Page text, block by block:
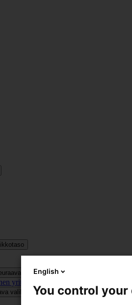
valikkotaso
yrityksissä
valikkotaso
English
You control your